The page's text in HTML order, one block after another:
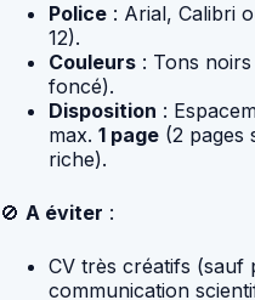
Police : Arial, Calibri
12).
Couleurs : Tons
foncé).
Disposition :
max. 1 page (2 pages
riche).
🚫 A éviter :
CV très créatifs (sauf
communication